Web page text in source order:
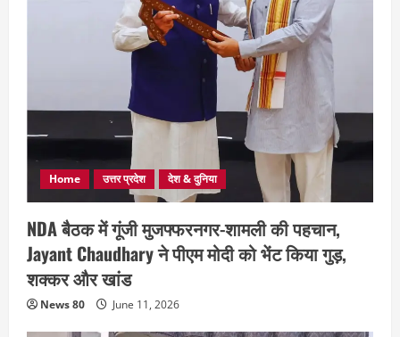
Home उत्तर प्रदेश देश & दुनिया
NDA बैठक में गूंजी मुजफ्फरनगर-शामली की पहचान,
Jayant Chaudhary ने पीएम मोदी को भेंट किया गुड़,
शक्कर और खांड
News 80 June 11, 2026